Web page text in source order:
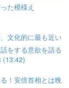
た模様え
文化的に最も近い
をする意欲を語る
(13:42)
！安倍首相とは晩